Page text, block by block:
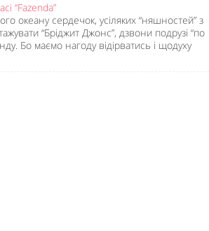
“Fazenda”
океану сердечок, усіляких “няшностей” з
“Бріджит Джонс”, дзвони подрузі “по
Бо маємо нагоду відірватись і щодуху